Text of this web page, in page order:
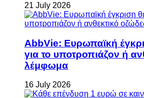
21 July 2026
AbbVie: Ευρωπαϊκή
για το υποτροπιάζον ή
λέμφωμα
16 July 2026